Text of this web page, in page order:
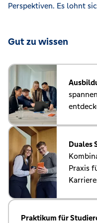
Perspektiven. Es lohnt
Gut zu wissen
Duales
Praxis
Praktikum für